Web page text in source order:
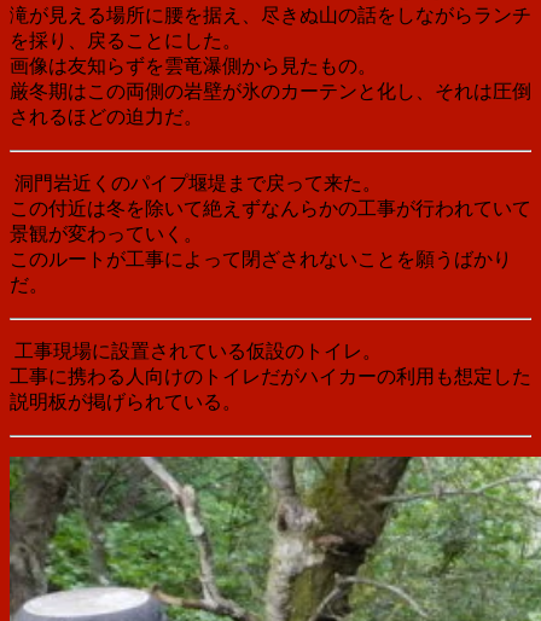
滝が見える場所に腰を据え、尽きぬ山の話をしながらランチ
を採り、戻ることにした。
画像は友知らずを雲竜瀑側から見たもの。
厳冬期はこの両側の岩壁が氷のカーテンと化し、それは圧倒
されるほどの迫力だ。
洞門岩近くのパイプ堰堤まで戻って来た。
この付近は冬を除いて絶えずなんらかの工事が行われていて
景観が変わっていく。
このルートが工事によって閉ざされないことを願うばかり
だ。
工事現場に設置されている仮設のトイレ。
工事に携わる人向けのトイレだがハイカーの利用も想定した
説明板が掲げられている。